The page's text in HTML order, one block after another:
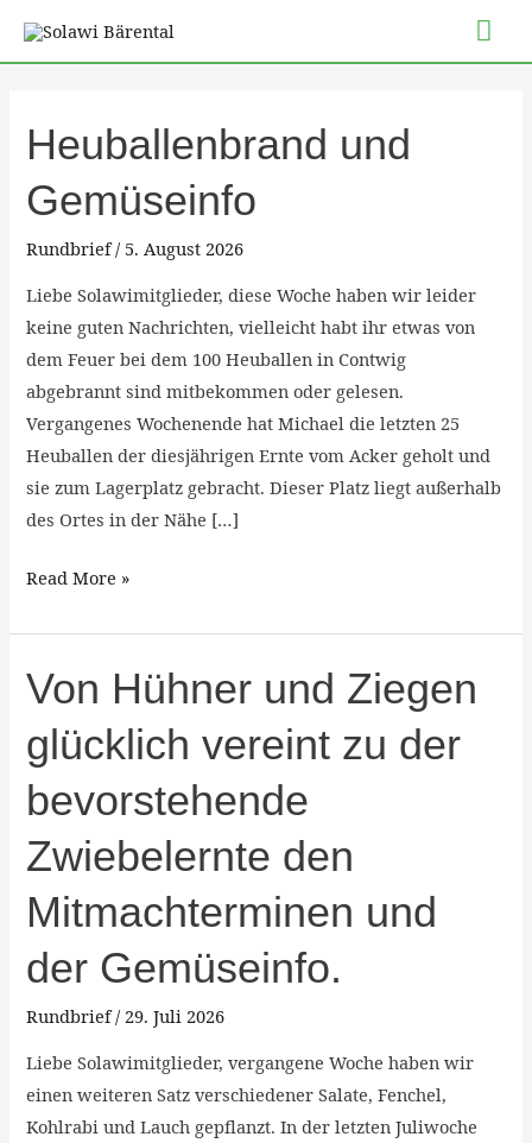
Inhalt
Heuballenbrand und
Gemüseinfo
Rundbrief/5. August 2026
Liebe Solawimitglieder, diese Woche haben wir leider
keine guten Nachrichten, vielleicht habt ihr etwas von
dem Feuer bei dem 100 Heuballen in Contwig
abgebrannt sind mitbekommen oder gelesen.
Vergangenes Wochenende hat Michael die letzten 25
Heuballen der diesjährigen Ernte vom Acker geholt und
sie zum Lagerplatz gebracht. Dieser Platz liegt außerhalb
des Ortes in der Nähe […]
Heuballenbrand
und
Gemüseinfo
Read More »
Von Hühner und Ziegen
glücklich vereint zu der
bevorstehende
Zwiebelernte den
Mitmachterminen und
der Gemüseinfo.
Rundbrief/29. Juli 2026
Liebe Solawimitglieder, vergangene Woche haben wir
einen weiteren Satz verschiedener Salate, Fenchel,
Kohlrabi und Lauch gepflanzt. In der letzten Juliwoche
Von
Hühner
und
Ziegen
glücklich
zu
der
bevorstehende
Zwiebelernte
Mitmachterminen
und
der
Gemüseinfo.